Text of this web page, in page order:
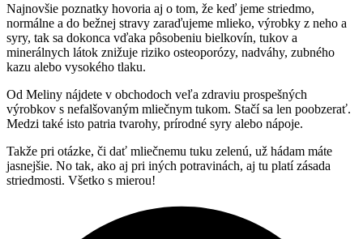
Najnovšie poznatky hovoria aj o tom, že keď jeme striedmo,
normálne a do bežnej stravy zaraďujeme mlieko, výrobky z neho a
syry, tak sa dokonca vďaka pôsobeniu bielkovín, tukov a
minerálnych látok znižuje riziko osteoporózy, nadváhy, zubného
kazu alebo vysokého tlaku.
Od Meliny nájdete v obchodoch veľa zdraviu prospešných
výrobkov s nefalšovaným mliečnym tukom. Stačí sa len poobzerať.
Medzi také isto patria tvarohy, prírodné syry alebo nápoje.
Takže pri otázke, či dať mliečnemu tuku zelenú, už hádam máte
jasnejšie. No tak, ako aj pri iných potravinách, aj tu platí zásada
striedmosti. Všetko s mierou!